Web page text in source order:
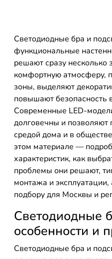
Светодиодные бра и
функциональные
решают сразу несколько
комфортную атмосферу,
зоны, выделяют
повышают безопасность
Современные LED-
долговечны и позволяют
средой дома и в
этом материале —
характеристик, как
проблемы они решают,
монтажа и
подбору для Москвы и
Светодиодные
особенности и
Светодиодные бра и